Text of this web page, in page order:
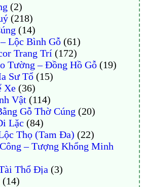
(2)
(218)
(14)
Lộc Bình Gỗ(61)
Trang Trí(172)
Tường – Đồng Hồ Gỗ(19)
Sư Tổ(15)
Xe(36)
Vật(114)
Gỗ Thờ Cúng (20)
Lặc (84)
Thọ (Tam Đa) (22)
– Tượng Khổng Minh
Thổ Địa (3)
(14)